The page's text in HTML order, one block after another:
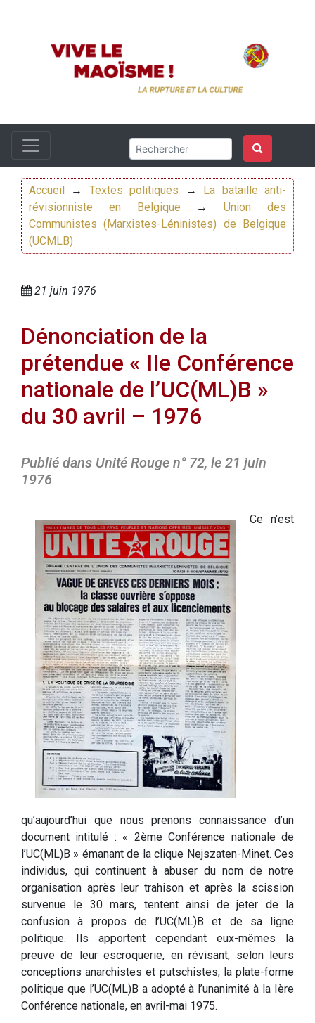
Accueil → Textes politiques →
La bataille anti-
révisionniste en Belgique →Union des
Communistes (Marxistes-Léninistes) de Belgique
(UCMLB)
21 juin 1976
Dénonciation de la
prétendue « IIe Conférence
nationale de l’UC(ML)B »
du 30 avril – 1976
Publié dans Unité Rouge n° 72, le 21 juin
1976
Ce n’est
qu’aujourd’hui que nous prenons connaissance d’un
document intitulé : « 2ème Conférence nationale de
l’UC(ML)B » émanant de la clique Nejszaten-Minet. Ces
individus, qui continuent à abuser du nom de notre
organisation après leur trahison et après la scission
survenue le 30 mars, tentent ainsi de jeter de la
confusion à propos de l’UC(ML)B et de sa ligne
politique. Ils apportent cependant eux-mêmes la
preuve de leur escroquerie, en révisant, selon leurs
conceptions anarchistes et putschistes, la plate-forme
politique que l’UC(ML)B a adopté à l’unanimité à la Ière
Conférence nationale, en avril-mai 1975.